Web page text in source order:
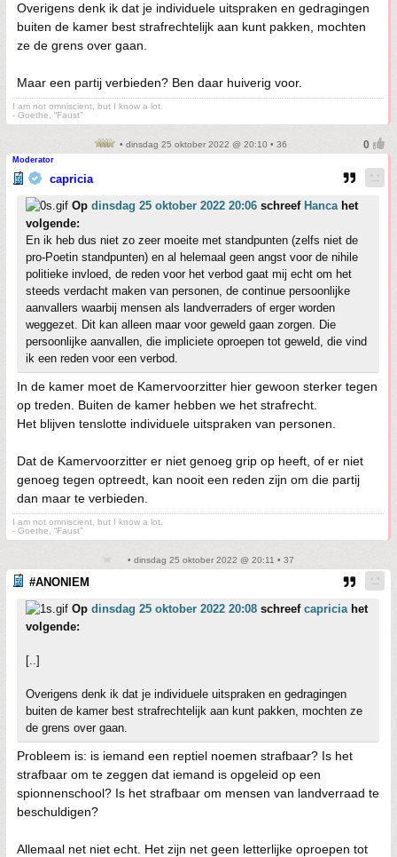
Overigens denk ik dat je individuele uitspraken en gedragingen
buiten de kamer best strafrechtelijk aan kunt pakken, mochten
ze de grens over gaan.
Maar een partij verbieden? Ben daar huiverig voor.
I am not omniscient, but I know a lot.
- Goethe, “Faust”
• dinsdag 25 oktober 2022 @ 20:10 • 36
Moderator
capricia
Op dinsdag 25 oktober 2022 20:06 schreef Hancahet
volgende:
En ik heb dus niet zo zeer moeite met standpunten (zelfs niet de
pro-Poetin standpunten) en al helemaal geen angst voor de nihile
politieke invloed, de reden voor het verbod gaat mij echt om het
steeds verdacht maken van personen, de continue persoonlijke
aanvallers waarbij mensen als landverraders of erger worden
weggezet. Dit kan alleen maar voor geweld gaan zorgen. Die
persoonlijke aanvallen, die impliciete oproepen tot geweld, die vind
ik een reden voor een verbod.
In de kamer moet de Kamervoorzitter hier gewoon sterker tegen
op treden. Buiten de kamer hebben we het strafrecht.
Het blijven tenslotte individuele uitspraken van personen.
Dat de Kamervoorzitter er niet genoeg grip op heeft, of er niet
genoeg tegen optreedt, kan nooit een reden zijn om die partij
dan maar te verbieden.
I am not omniscient, but I know a lot.
- Goethe, “Faust”
• dinsdag 25 oktober 2022 @ 20:11 • 37
#ANONIEM
Op dinsdag 25 oktober 2022 20:08 schreef capriciahet
volgende:
[..]
Overigens denk ik dat je individuele uitspraken en gedragingen
buiten de kamer best strafrechtelijk aan kunt pakken, mochten ze
de grens over gaan.
Probleem is: is iemand een reptiel noemen strafbaar? Is het
strafbaar om te zeggen dat iemand is opgeleid op een
spionnenschool? Is het strafbaar om mensen van landverraad te
beschuldigen?
Allemaal net niet echt. Het zijn net geen letterlijke oproepen tot